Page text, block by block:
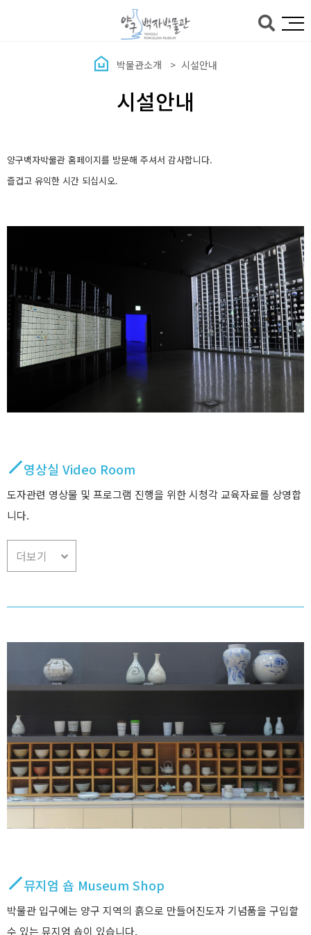
박물관소개 시설안내
시설안내
양구백자박물관 홈페이지를 방문해 주셔서 감사합니다.
즐겁고 유익한 시간 되십시오.
영상실 Video Room
도자관련 영상물 및 프로그램 진행을 위한 시청각 교육자료를 상영합
니다.
더보기
뮤지엄 숍 Museum Shop
박물관 입구에는 양구 지역의 흙으로 만들어진도자 기념품을 구입할
수 있는 뮤지엄 숍이 있습니다.